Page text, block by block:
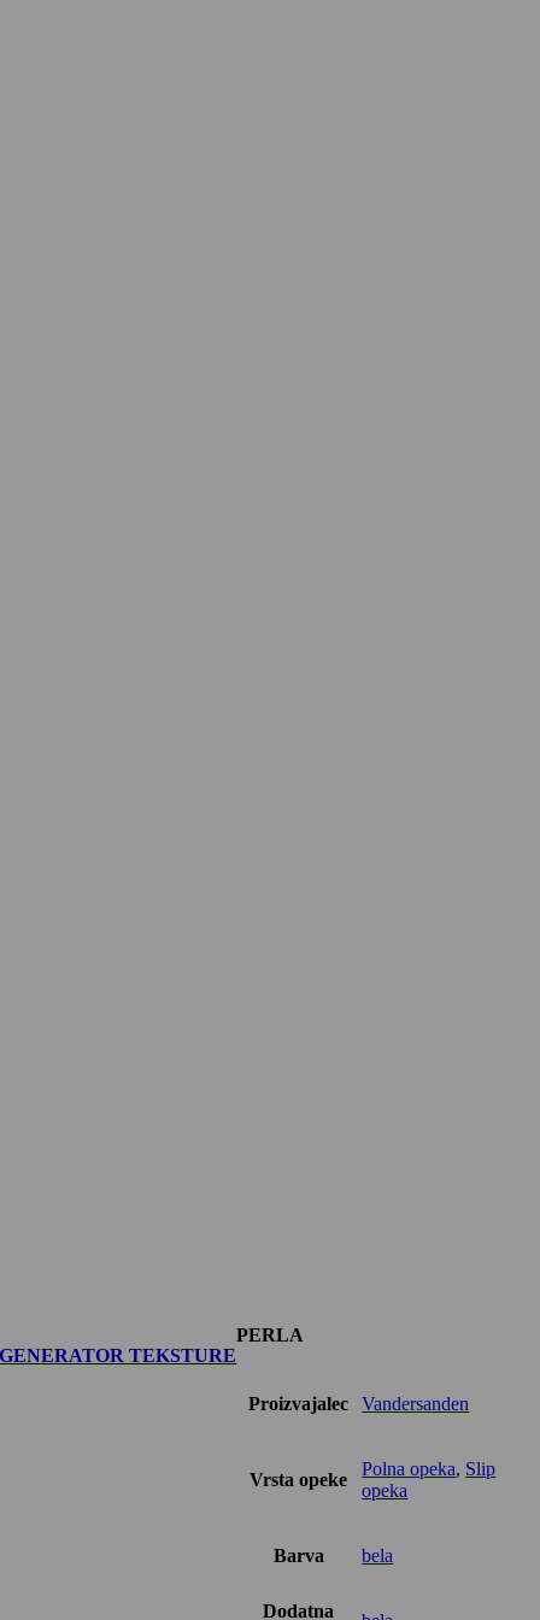
GENERATOR TEKSTURE
PERLA
Proizvajalec Vandersanden
Vrsta opeke
Polna opeka, Slip
opeka
Barva bela
Dodatna